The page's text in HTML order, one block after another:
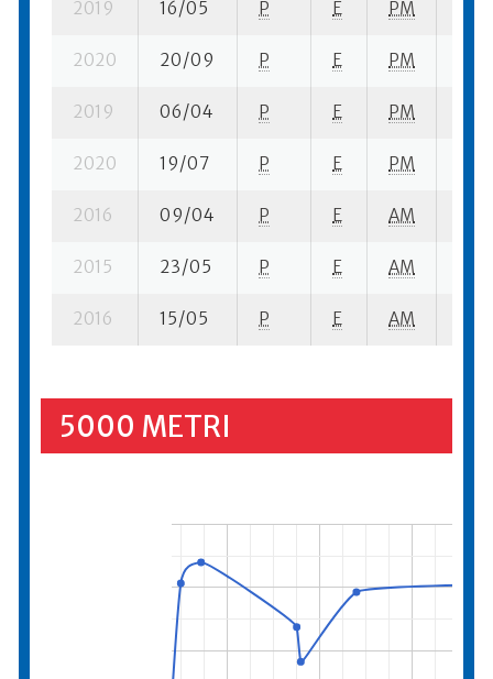
2019 16/05 P E PM
2020 20/09 P E PM
2019 06/04 P E PM
2020 19/07 P E PM
2016 09/04 P E AM
2015 23/05 P E AM
2016 15/05 P E AM
5000 METRI